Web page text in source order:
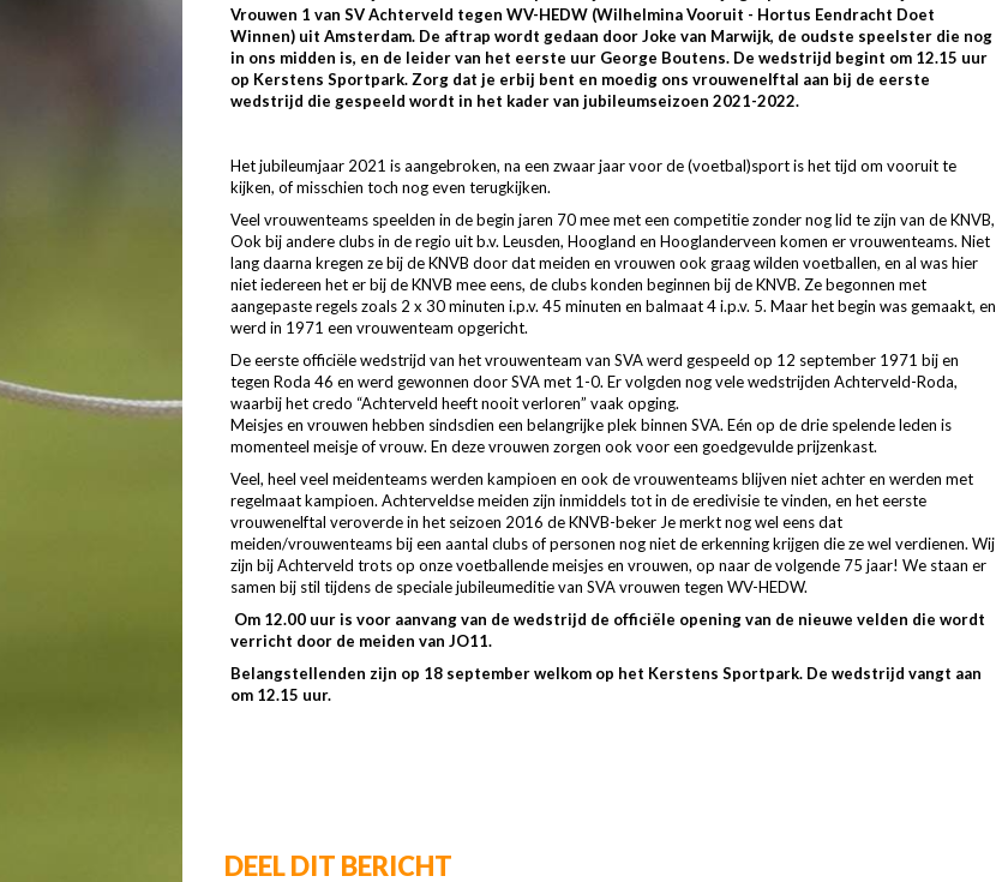
Vrouwen 1 van SV Achterveld tegen WV-HEDW (Wilhelmina Vooruit - Hortus Eendracht Doet
Winnen) uit Amsterdam. De aftrap wordt gedaan door Joke van Marwijk, de oudste speelster die nog
in ons midden is, en de leider van het eerste uur George Boutens. De wedstrijd begint om 12.15 uur
op Kerstens Sportpark. Zorg dat je erbij bent en moedig ons vrouwenelftal aan bij de eerste
wedstrijd die gespeeld wordt in het kader van jubileumseizoen 2021-2022.
Het jubileumjaar 2021 is aangebroken, na een zwaar jaar voor de (voetbal)sport is het tijd om vooruit te
kijken, of misschien toch nog even terugkijken.
Veel vrouwenteams speelden in de begin jaren 70 mee met een competitie zonder nog lid te zijn van de KNVB,
Ook bij andere clubs in de regio uit b.v. Leusden, Hoogland en Hooglanderveen komen er vrouwenteams. Niet
lang daarna kregen ze bij de KNVB door dat meiden en vrouwen ook graag wilden voetballen, en al was hier
niet iedereen het er bij de KNVB mee eens, de clubs konden beginnen bij de KNVB. Ze begonnen met
aangepaste regels zoals 2 x 30 minuten i.p.v. 45 minuten en balmaat 4 i.p.v. 5. Maar het begin was gemaakt, en
werd in 1971 een vrouwenteam opgericht.
De eerste officiële wedstrijd van het vrouwenteam van SVA werd gespeeld op 12 september 1971 bij en
tegen Roda 46 en werd gewonnen door SVA met 1-0. Er volgden nog vele wedstrijden Achterveld-Roda,
waarbij het credo “Achterveld heeft nooit verloren” vaak opging.
Meisjes en vrouwen hebben sindsdien een belangrijke plek binnen SVA. Eén op de drie spelende leden is
momenteel meisje of vrouw. En deze vrouwen zorgen ook voor een goedgevulde prijzenkast.
Veel, heel veel meidenteams werden kampioen en ook de vrouwenteams blijven niet achter en werden met
regelmaat kampioen. Achterveldse meiden zijn inmiddels tot in de eredivisie te vinden, en het eerste
vrouwenelftal veroverde in het seizoen 2016 de KNVB-beker Je merkt nog wel eens dat
meiden/vrouwenteams bij een aantal clubs of personen nog niet de erkenning krijgen die ze wel verdienen. Wij
zijn bij Achterveld trots op onze voetballende meisjes en vrouwen, op naar de volgende 75 jaar! We staan er
samen bij stil tijdens de speciale jubileumeditie van SVA vrouwen tegen WV-HEDW.
Om 12.00 uur is voor aanvang van de wedstrijd de officiële opening van de nieuwe velden die wordt
verricht door de meiden van JO11.
Belangstellenden zijn op 18 september welkom op het Kerstens Sportpark. De wedstrijd vangt aan
om 12.15 uur.
DEEL DIT BERICHT